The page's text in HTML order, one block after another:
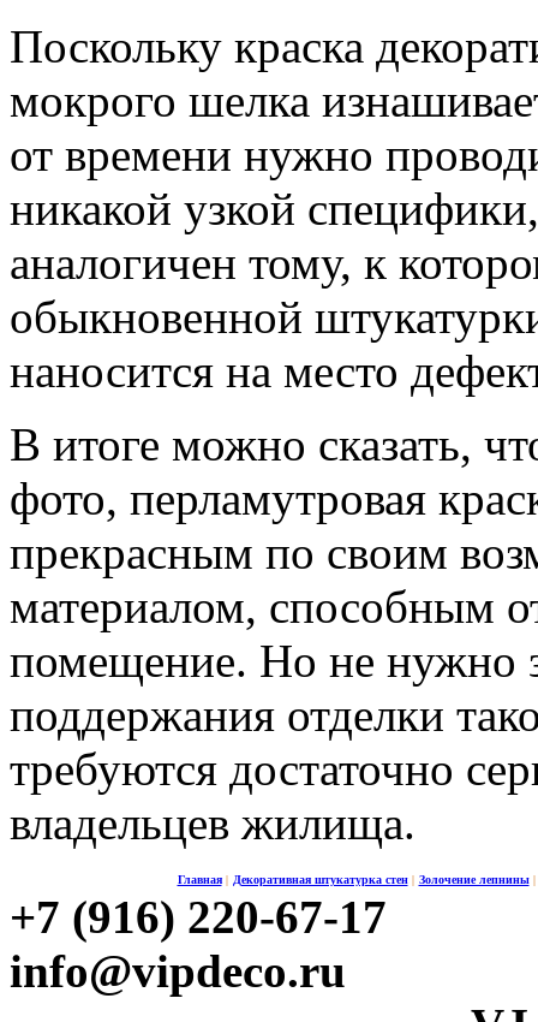
Поскольку краска
мокрого шелка
от времени нужно
никакой узкой
аналогичен тому, к
обыкновенной
наносится на место
В итоге можно сказать,
фото, перламутровая
прекрасным по своим
материалом, способным
помещение. Но не нужно
поддержания отделки
требуются достаточно
владельцев жилища.
Главная | Декоративная штукатурка стен | Золочение лепнины |
+7 (916) 220-67-17
info@vipdeco.ru